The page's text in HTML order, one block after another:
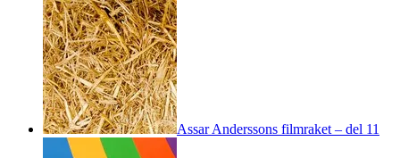
Assar Anderssons filmraket – del 11